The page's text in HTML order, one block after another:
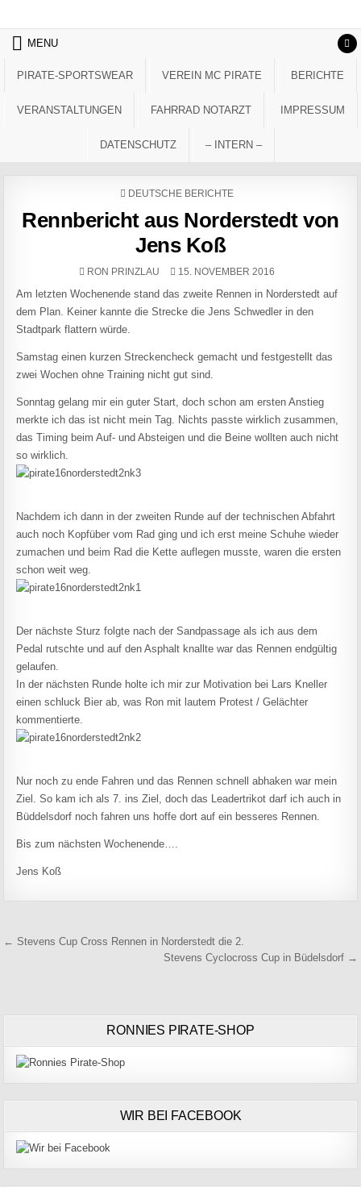
MENU
PIRATE-SPORTSWEAR VEREIN MC PIRATE BERICHTE
VERANSTALTUNGEN FAHRRAD NOTARZT IMPRESSUM
DATENSCHUTZ – INTERN –
POSTED IN
DEUTSCHE BERICHTE
Rennbericht aus Norderstedt von
Jens Koß
AUTHOR:
RON PRINZLAU PUBLISHED DATE:
15. NOVEMBER 2016
Am letzten Wochenende stand das zweite Rennen in Norderstedt auf
dem Plan. Keiner kannte die Strecke die Jens Schwedler in den
Stadtpark flattern würde.
Samstag einen kurzen Streckencheck gemacht und festgestellt das
zwei Wochen ohne Training nicht gut sind.
Sonntag gelang mir ein guter Start, doch schon am ersten Anstieg
merkte ich das ist nicht mein Tag. Nichts passte wirklich zusammen,
das Timing beim Auf- und Absteigen und die Beine wollten auch nicht
so wirklich.
Nachdem ich dann in der zweiten Runde auf der technischen Abfahrt
auch noch Kopfüber vom Rad ging und ich erst meine Schuhe wieder
zumachen und beim Rad die Kette auflegen musste, waren die ersten
schon weit weg.
Der nächste Sturz folgte nach der Sandpassage als ich aus dem
Pedal rutschte und auf den Asphalt knallte war das Rennen endgültig
gelaufen.
In der nächsten Runde holte ich mir zur Motivation bei Lars Kneller
einen schluck Bier ab, was Ron mit lautem Protest / Gelächter
kommentierte.
Nur noch zu ende Fahren und das Rennen schnell abhaken war mein
Ziel. So kam ich als 7. ins Ziel, doch das Leadertrikot darf ich auch in
Büddelsdorf noch fahren uns hoffe dort auf ein besseres Rennen.
Bis zum nächsten Wochenende….
Jens Koß
Beitragsnavigation
← Stevens Cup Cross Rennen in Norderstedt die 2.
Stevens Cyclocross Cup in Büdelsdorf →
RONNIES PIRATE-SHOP
WIR BEI FACEBOOK